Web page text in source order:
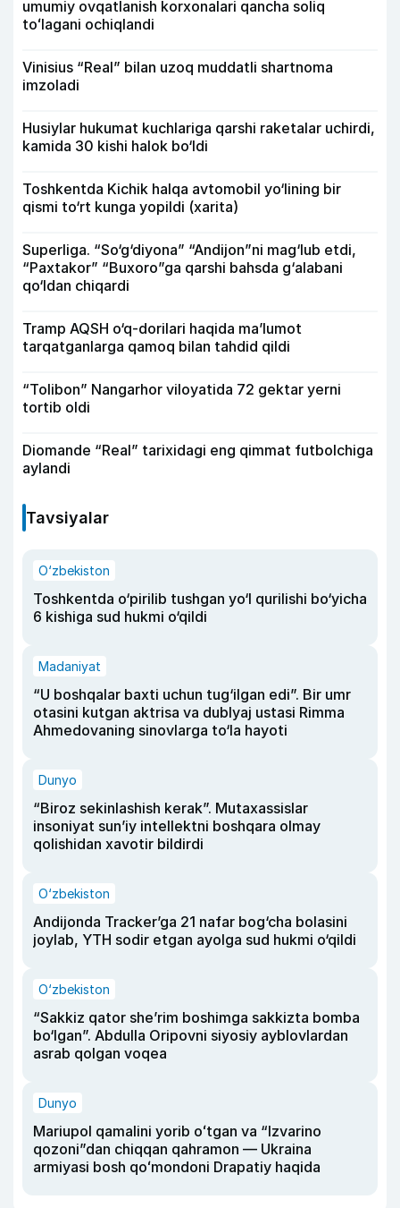
umumiy ovqatlanish korxonalari qancha soliq
toʻlagani ochiqlandi
Vinisius “Real” bilan uzoq muddatli shartnoma
imzoladi
Husiylar hukumat kuchlariga qarshi raketalar uchirdi,
kamida 30 kishi halok bo‘ldi
Toshkentda Kichik halqa avtomobil yo‘lining bir
qismi to‘rt kunga yopildi (xarita)
Superliga. “So‘g‘diyona” “Andijon”ni mag‘lub etdi,
“Paxtakor” “Buxoro”ga qarshi bahsda g‘alabani
qo‘ldan chiqardi
Tramp AQSH o‘q-dorilari haqida ma’lumot
tarqatganlarga qamoq bilan tahdid qildi
“Tolibon” Nangarhor viloyatida 72 gektar yerni
tortib oldi
Diomande “Real” tarixidagi eng qimmat futbolchiga
aylandi
Tavsiyalar
O‘zbekiston
Toshkentda o‘pirilib tushgan yo‘l qurilishi bo‘yicha
6 kishiga sud hukmi o‘qildi
Madaniyat
“U boshqalar baxti uchun tug‘ilgan edi”. Bir umr
otasini kutgan aktrisa va dublyaj ustasi Rimma
Ahmedovaning sinovlarga to‘la hayoti
Dunyo
“Biroz sekinlashish kerak”. Mutaxassislar
insoniyat sun’iy intellektni boshqara olmay
qolishidan xavotir bildirdi
O‘zbekiston
Andijonda Tracker’ga 21 nafar bog‘cha bolasini
joylab, YTH sodir etgan ayolga sud hukmi o‘qildi
O‘zbekiston
“Sakkiz qator she’rim boshimga sakkizta bomba
bo‘lgan”. Abdulla Oripovni siyosiy ayblovlardan
asrab qolgan voqea
Dunyo
Mariupol qamalini yorib oʻtgan va “Izvarino
qozoni”dan chiqqan qahramon — Ukraina
armiyasi bosh qoʻmondoni Drapatiy haqida